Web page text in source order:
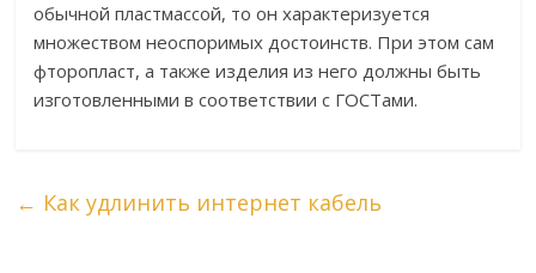
обычной пластмассой, то он характеризуется
множеством неоспоримых достоинств. При этом сам
фторопласт, а также изделия из него должны быть
изготовленными в соответствии с ГОСТами.
← Как удлинить интернет кабель